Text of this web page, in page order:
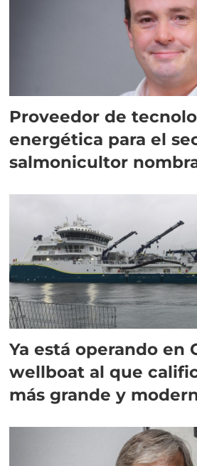
Proveedor de
energética para el
salmonicultor
Ya está operando en
wellboat al que
más grande y